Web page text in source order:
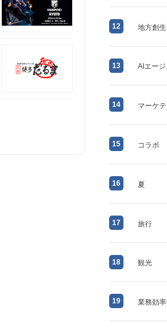
12 地方創生
13 AIエージ
14 マーケ
15 コラボ
16 夏
17 旅行
18 観光
19 業務効